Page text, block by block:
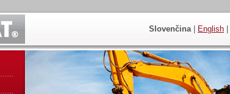
Slovenčina| English